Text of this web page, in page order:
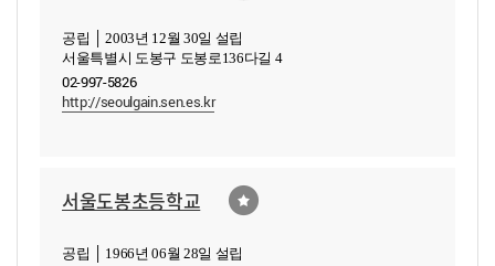
공립 │ 2003년 12월 30일 설립
서울특별시 도봉구 도봉로136다길 4
02-997-5826
http://seoulgain.sen.es.kr
서울도봉초등학교
공립 │ 1966년 06월 28일 설립